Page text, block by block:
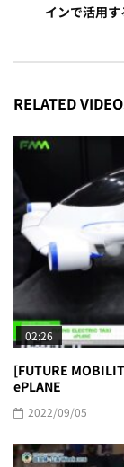
インで活用
RELATED
02:26
[FUTURE
ePLANE
2022/09/05